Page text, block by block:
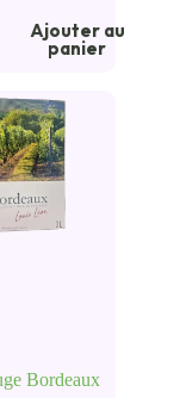
Ajouter au
panier
Bordeaux